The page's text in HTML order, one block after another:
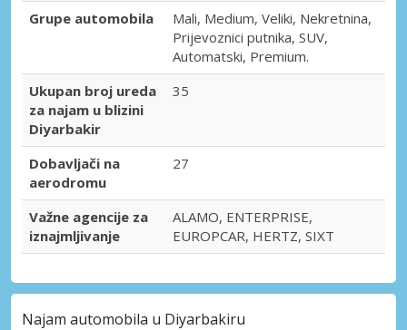
Grupe automobila
Mali, Medium, Veliki, Nekretnina,
Prijevoznici putnika, SUV,
Automatski, Premium.
Ukupan broj ureda
za najam u blizini
Diyarbakir
35
Dobavljači na
aerodromu
27
Važne agencije za
iznajmljivanje
ALAMO, ENTERPRISE,
EUROPCAR, HERTZ, SIXT
Najam automobila u Diyarbakiru